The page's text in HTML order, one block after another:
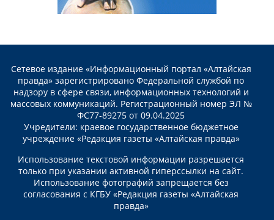
Сетевое издание «Информационный портал «Алтайская
правда» зарегистрировано Федеральной службой по
надзору в сфере связи, информационных технологий и
массовых коммуникаций. Регистрационный номер ЭЛ №
ФС77-89275 от 09.04.2025
Учредители: краевое государственное бюджетное
учреждение «Редакция газеты «Алтайская правда»
Использование текстовой информации разрешается
только при указании активной гиперссылки на сайт.
Использование фотографий запрещается без
согласования с КГБУ «Редакция газеты «Алтайская
правда»